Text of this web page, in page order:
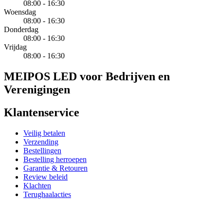
08:00 - 16:30
Woensdag
08:00 - 16:30
Donderdag
08:00 - 16:30
Vrijdag
08:00 - 16:30
MEIPOS LED voor Bedrijven en
Verenigingen
Klantenservice
Veilig betalen
Verzending
Bestellingen
Bestelling herroepen
Garantie & Retouren
Review beleid
Klachten
Terughaalacties